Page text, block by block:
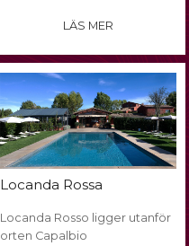
LÄS MER
Locanda Rossa
Locanda Rosso ligger utanför
orten Capalbio